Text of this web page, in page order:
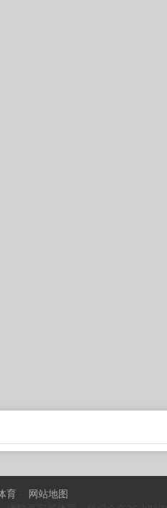
育-
网站地图